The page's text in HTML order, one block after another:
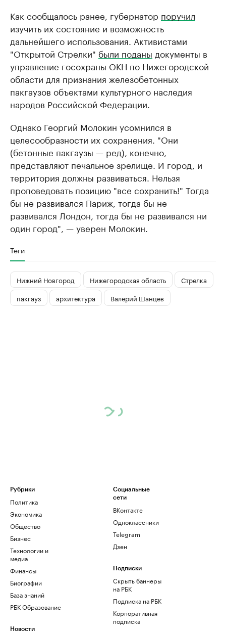
Как сообщалось ранее, губернатор поручил
изучить их состояние и возможность
дальнейшего использования. Активистами
"Открытой Стрелки" были поданы документы в
управление госохраны ОКН по Нижегородской
области для признания железобетонных
пакгаузов объектами культурного наследия
народов Российской Федерации.
Однако Георгий Молокин усомнился в
целесообразности их сохранения. "Они
(бетонные пакгаузы — ред), конечно,
представляют печальное зрелище. И город, и
территория должны развиваться. Нельзя
проповедовать позицию "все сохранить!" Тогда
бы не развивался Париж, тогда бы не
развивался Лондон, тогда бы не развивался ни
один город", — уверен Молокин.
Теги
Нижний Новгород Нижегородская область
Стрелка
пакгауз
архитектура Валерий Шанцев
Рубрики
Политика
Экономика
Общество
Бизнес
Технологии и
медиа
Финансы
Биографии
База знаний
РБК Образование
Новости
Социальные
сети
ВКонтакте
Одноклассники
Telegram
Дзен
Подписки
Скрыть баннеры
на РБК
Подписка на РБК
Корпоративная
подписка